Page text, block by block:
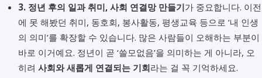
3. 정년 후의 일과 취미, 사회 연결망 만들기가 중요합니다. 이전
에 못 해봤던 취미, 동호회, 봉사활동, 평생교육 등으로 ‘내 인생
의 의미’를 확장할 수 있습니다. 많은 사람들이 오해하는 부분이
바로 이거예요. 정년이 곧 ‘쓸모없음’을 의미하는 게 아니라, 오
히려 사회와 새롭게 연결되는 기회라는 걸 꼭 기억하세요.